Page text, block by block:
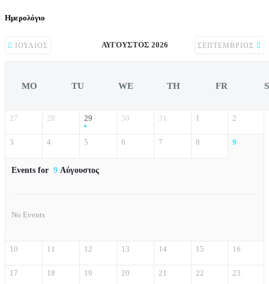
Ημερολόγιο
ΙΟΎΛΙΟΣ ΑΎΓΟΥΣΤΟΣ 2026 ΣΕΠΤΈΜΒΡΙΟΣ
MO TU WE TH FR
27 28 29 30 31 1 2
3 4 5 6 7 8 9
Events for 9 Αύγουστος
No Events
10 11 12 13 14 15 16
17 18 19 20 21 22 23